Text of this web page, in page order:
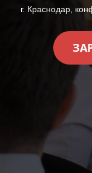
г. Краснодар,